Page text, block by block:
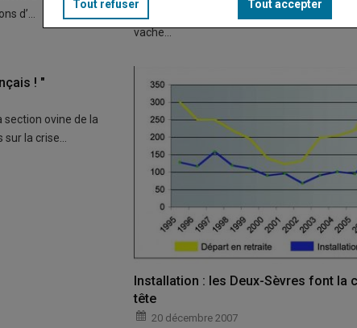
d’…
33200 en 2005Plus 11% de production
vache…
! "
section ovine de la
la crise…
Installation : les Deux-Sèvres font la
tête
20 décembre 2007
Tout refuser Tout accepter